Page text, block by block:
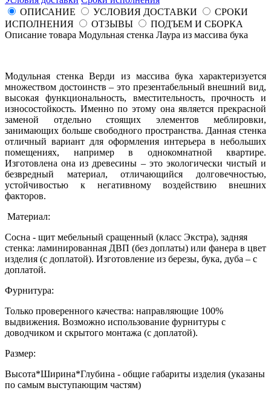
ОПИСАНИЕ
УСЛОВИЯ ДОСТАВКИ
СРОКИ
ИСПОЛНЕНИЯ
ОТЗЫВЫ
ПОДЪЕМ И СБОРКА
Описание товара Модульная стенка Лаура из массива бука
Модульная стенка Верди из массива бука характеризуется
множеством достоинств – это презентабельный внешний вид,
высокая функциональность, вместительность, прочность и
износостойкость. Именно по этому она является прекрасной
заменой отдельно стоящих элементов меблировки,
занимающих больше свободного пространства. Данная стенка
отличный вариант для оформления интерьера в небольших
помещениях, например в однокомнатной квартире.
Изготовлена она из древесины – это экологически чистый и
безвредный материал, отличающийся долговечностью,
устойчивостью к негативному воздействию внешних
факторов.
Материал:
Сосна - щит мебельный сращенный (класс Экстра), задняя
стенка: ламинированная ДВП (без доплаты) или фанера в цвет
изделия (с доплатой). Изготовление из березы, бука, дуба – с
доплатой.
Фурнитура:
Только проверенного качества: направляющие 100%
выдвижения. Возможно использование фурнитуры с
доводчиком и скрытого монтажа (с доплатой).
Размер:
Высота*Ширина*Глубина - общие габариты изделия (указаны
по самым выступающим частям)